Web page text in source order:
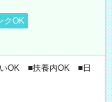
クOK
OK ■扶養内OK ■日